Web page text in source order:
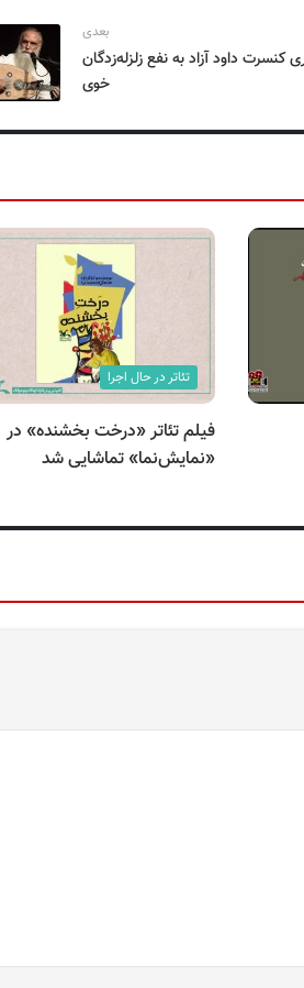
بعدی
کنسرت داود آزاد به نفع زلزله‌زدگان
خوی
تئاتر در حال اجرا
فیلم تئاتر «درخت بخشنده» در
«نمایش‌نما» تماشایی شد